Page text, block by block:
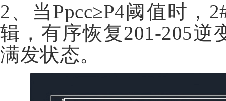
2、当Ppcc≥P4阈值时，
辑，有序恢复201-205
满发状态。